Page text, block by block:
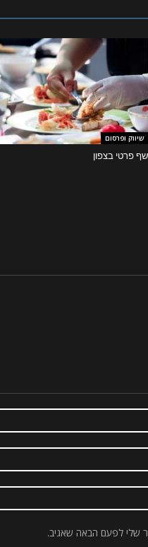
שיווק ופרסום
שף פרטי בצפון
שלי לפעם הבאה שאגיב.